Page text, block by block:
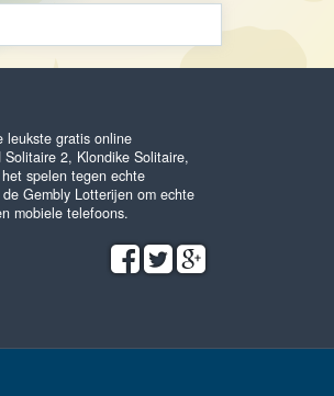
leukste gratis online
2, Klondike Solitaire,
spelen tegen echte
Gembly Lotterijen om echte
mobiele telefoons.